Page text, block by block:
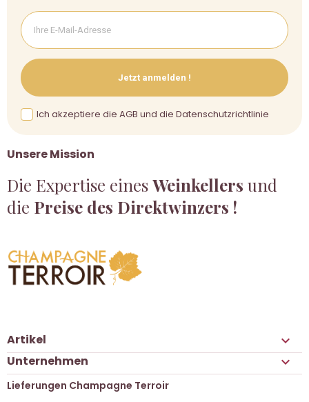
Unsere Mission
Die Expertise einesWeinkellers und
die Preise des Direktwinzers !
Jetzt anmelden !
Ich akzeptiere die AGB und die Datenschutzrichtlinie
Artikel 
Unternehmen 
Lieferungen Champagne Terroir